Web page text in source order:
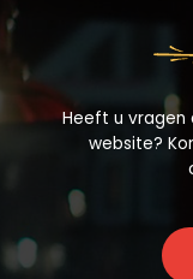
Heeft u vragen
website?